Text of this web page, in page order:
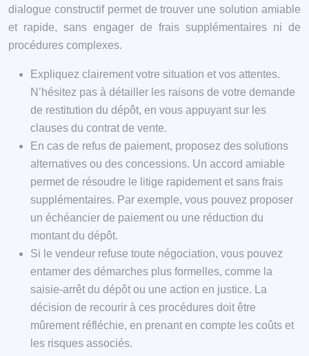
dialogue constructif permet de trouver une solution amiable
et rapide, sans engager de frais supplémentaires ni de
procédures complexes.
Expliquez clairement votre situation et vos attentes.
N’hésitez pas à détailler les raisons de votre demande
de restitution du dépôt, en vous appuyant sur les
clauses du contrat de vente.
En cas de refus de paiement, proposez des solutions
alternatives ou des concessions. Un accord amiable
permet de résoudre le litige rapidement et sans frais
supplémentaires. Par exemple, vous pouvez proposer
un échéancier de paiement ou une réduction du
montant du dépôt.
Si le vendeur refuse toute négociation, vous pouvez
entamer des démarches plus formelles, comme la
saisie-arrêt du dépôt ou une action en justice. La
décision de recourir à ces procédures doit être
mûrement réfléchie, en prenant en compte les coûts et
les risques associés.